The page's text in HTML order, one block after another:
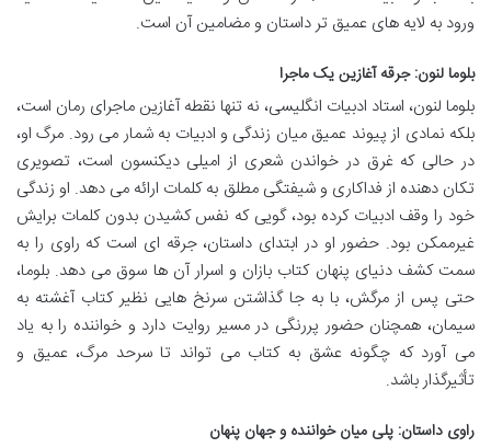
ورود به لایه های عمیق تر داستان و مضامین آن است.
بلوما لنون: جرقه آغازین یک ماجرا
بلوما لنون، استاد ادبیات انگلیسی، نه تنها نقطه آغازین ماجرای رمان است،
بلکه نمادی از پیوند عمیق میان زندگی و ادبیات به شمار می رود. مرگ او،
در حالی که غرق در خواندن شعری از امیلی دیکنسون است، تصویری
تکان دهنده از فداکاری و شیفتگی مطلق به کلمات ارائه می دهد. او زندگی
خود را وقف ادبیات کرده بود، گویی که نفس کشیدن بدون کلمات برایش
غیرممکن بود. حضور او در ابتدای داستان، جرقه ای است که راوی را به
سمت کشف دنیای پنهان کتاب بازان و اسرار آن ها سوق می دهد. بلوما،
حتی پس از مرگش، با به جا گذاشتن سرنخ هایی نظیر کتاب آغشته به
سیمان، همچنان حضور پررنگی در مسیر روایت دارد و خواننده را به یاد
می آورد که چگونه عشق به کتاب می تواند تا سرحد مرگ، عمیق و
تأثیرگذار باشد.
راوی داستان: پلی میان خواننده و جهان پنهان